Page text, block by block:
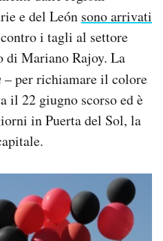
e del León sono arrivati
i tagli al settore
di Mariano Rajoy. La
– per richiamare il colore
il 22 giugno scorso ed è
in Puerta del Sol, la